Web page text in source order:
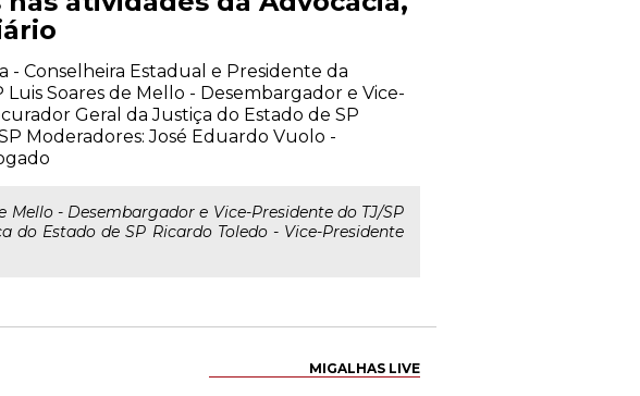
- Conselheira Estadual e Presidente da
Soares de Mello - Desembargador e Vice-
Geral da Justiça do Estado de SP
Moderadores: José Eduardo Vuolo -
Mello - Desembargador e Vice-Presidente do TJ/SP
Estado de SP Ricardo Toledo - Vice-Presidente
MIGALHAS LIVE